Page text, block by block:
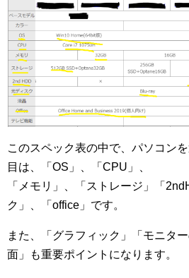
このスペック表の中で、パソコン
目は、「OS」、「CPU」、
「メモリ」、「ストレージ」「
ク」、「office」です。
また、「グラフィック」「モニタ
面」も重要ポイントになります。